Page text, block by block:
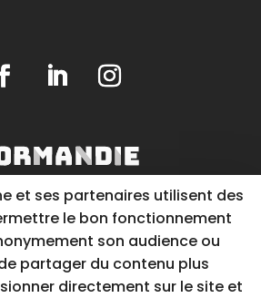
et ses partenaires utilisent des
le bon fonctionnement
son audience ou
partager du contenu plus
directement sur le site et